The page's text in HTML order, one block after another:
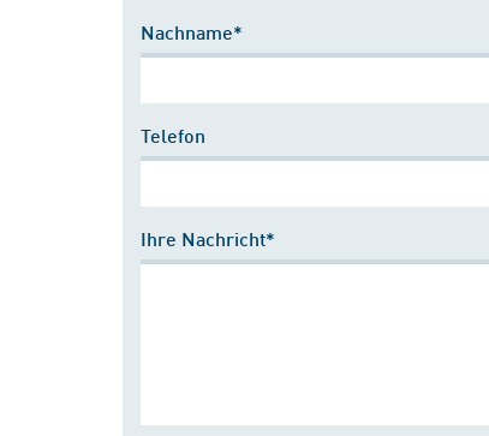
Nachname*
Telefon
Ihre Nachricht*